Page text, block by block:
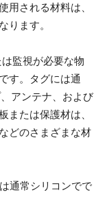
用される材料は、
ります。
監視が必要な物
す。タグには通
アンテナ、および
または保護材は、
どのさまざまな材
通常シリコンでで